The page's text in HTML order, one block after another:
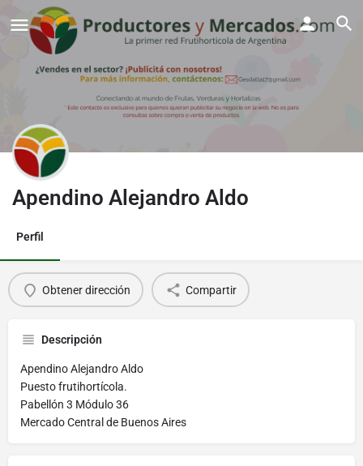
Apendino Alejandro Aldo
Perfil
Obtener dirección Compartir
Descripción
Apendino Alejandro Aldo
Puesto frutihortícola.
Pabellón 3 Módulo 36
Mercado Central de Buenos Aires